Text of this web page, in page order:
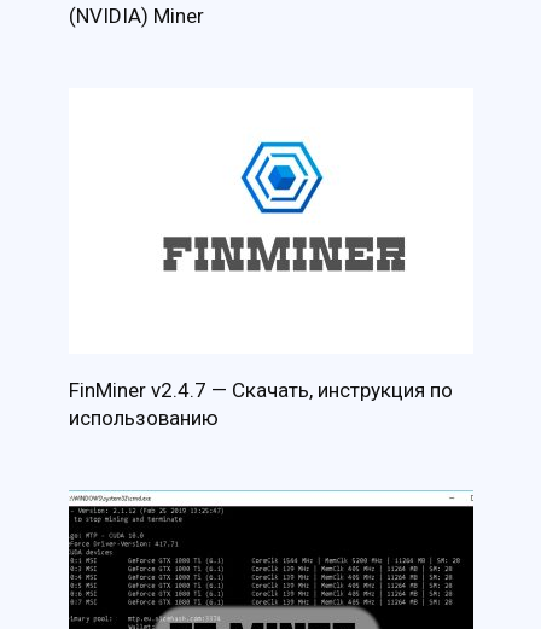
(NVIDIA) Miner
FinMiner v2.4.7 — Скачать, инструкция по
использованию